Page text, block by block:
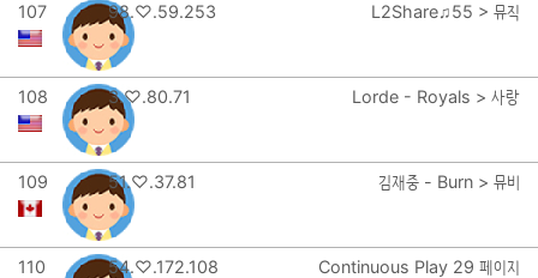
107 98.♡.59.253 L2Share♫55 > 뮤직
108 3.♡.80.71 Lorde - Royals > 사랑
109 51.♡.37.81 김재중 - Burn > 뮤비
110 54.♡.172.108 Continuous Play 29 페이지